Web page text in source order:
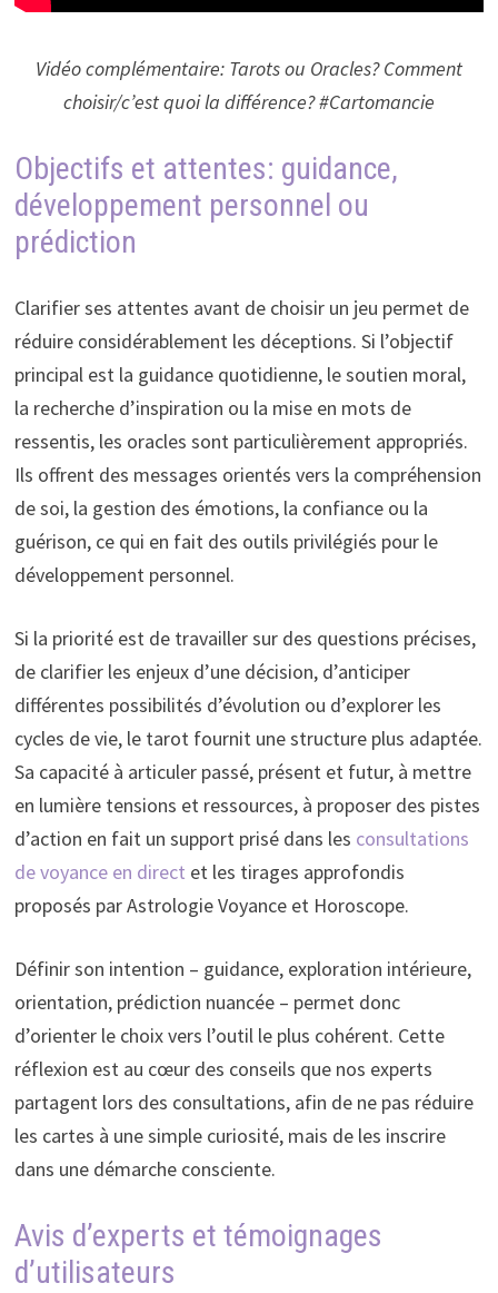
Vidéo complémentaire: Tarots ou Oracles? Comment
choisir/c’est quoi la différence? #Cartomancie
Objectifs et attentes: guidance,
développement personnel ou
prédiction
Clarifier ses attentes avant de choisir un jeu permet de
réduire considérablement les déceptions. Si l’objectif
principal est la guidance quotidienne, le soutien moral,
la recherche d’inspiration ou la mise en mots de
ressentis, les oracles sont particulièrement appropriés.
Ils offrent des messages orientés vers la compréhension
de soi, la gestion des émotions, la confiance ou la
guérison, ce qui en fait des outils privilégiés pour le
développement personnel.
Si la priorité est de travailler sur des questions précises,
de clarifier les enjeux d’une décision, d’anticiper
différentes possibilités d’évolution ou d’explorer les
cycles de vie, le tarot fournit une structure plus adaptée.
Sa capacité à articuler passé, présent et futur, à mettre
en lumière tensions et ressources, à proposer des pistes
d’action en fait un support prisé dans les consultations
de voyance en direct et les tirages approfondis
proposés par Astrologie Voyance et Horoscope.
Définir son intention – guidance, exploration intérieure,
orientation, prédiction nuancée – permet donc
d’orienter le choix vers l’outil le plus cohérent. Cette
réflexion est au cœur des conseils que nos experts
partagent lors des consultations, afin de ne pas réduire
les cartes à une simple curiosité, mais de les inscrire
dans une démarche consciente.
Avis d’experts et témoignages
d’utilisateurs